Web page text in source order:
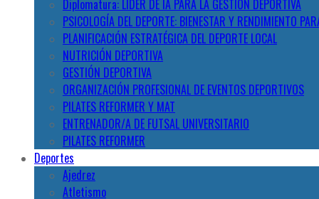
Diplomatura: LÍDER DE IA PARA LA GESTIÓN DEPORTIVA
PSICOLOGÍA DEL DEPORTE: BIENESTAR Y RENDIMIENTO
PLANIFICACIÓN ESTRATÉGICA DEL DEPORTE LOCAL
NUTRICIÓN DEPORTIVA
GESTIÓN DEPORTIVA
ORGANIZACIÓN PROFESIONAL DE EVENTOS DEPORTIVOS
PILATES REFORMER Y MAT
ENTRENADOR/A DE FUTSAL UNIVERSITARIO
PILATES REFORMER
Deportes
Ajedrez
Atletismo